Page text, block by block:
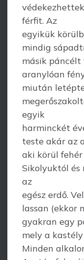
férfit. Az
egyikük
mindig
másik
aranylóan
miután
egyik
harminckét
teste akár az
aki körül
Sikolyuktól és
az
egész erdő.
lassan (ekkor
gyakran egy
mely a
Minden